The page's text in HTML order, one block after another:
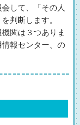
して、「その人
判断します。
関は３つありま
報センター、の